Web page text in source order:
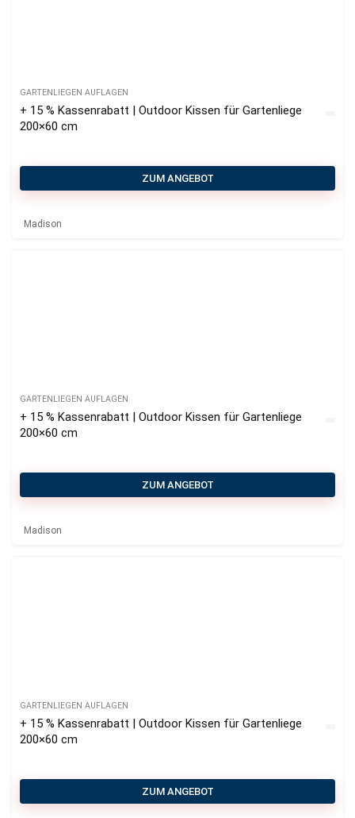
GARTENLIEGEN AUFLAGEN
+ 15 % Kassenrabatt | Outdoor Kissen für Gartenliege
200×60 cm
ZUM ANGEBOT
Madison
GARTENLIEGEN AUFLAGEN
+ 15 % Kassenrabatt | Outdoor Kissen für Gartenliege
200×60 cm
ZUM ANGEBOT
Madison
GARTENLIEGEN AUFLAGEN
+ 15 % Kassenrabatt | Outdoor Kissen für Gartenliege
200×60 cm
ZUM ANGEBOT